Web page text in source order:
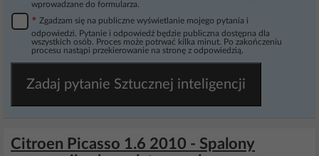
wprowadzane do formularza.
* Zgadzam się na publiczne wyświetlanie mojego pytania i
odpowiedzi. Pytanie i odpowiedź będzie publiczna dostępna dla
wszystkich osób. Proces może potrwać kilka minut. Po zakończeniu
procesu nastąpi przekierowanie na stronę z odpowiedzią.
Zadaj pytanie Sztucznej inteligencji
Citroen Picasso 1.6 2010 - Spalony